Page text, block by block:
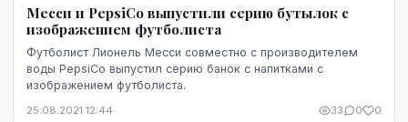
Месси и PepsiCo выпустили серию бутылок с
изображением футболиста
Футболист Лионель Месси совместно с производителем
воды PepsiCo выпустил серию банок с напитками с
изображением футболиста.
25.08.2021 12:44 33 0 0